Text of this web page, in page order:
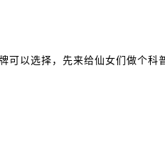
可以选择，先来给仙女们做个科